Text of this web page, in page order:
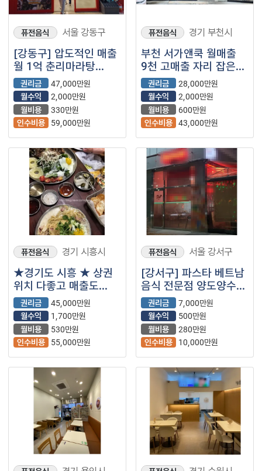
퓨전음식 서울 강동구
[강동구] 압도적인 매출
월 1억 춘리마라탕
매장입니다!
권리금
47,000만원
월수익
2,000만원
월비용
330만원
인수비용
59,000만원
퓨전음식 경기 부천시
부천 서가앤쿡 월매출
9천 고매출 자리 잡은
매장입니다
권리금
28,000만원
월수익
2,000만원
월비용
600만원
인수비용 43,000만원
퓨전음식 경기 시흥시
★경기도 시흥 ★ 상권
위치 다좋고 매출도
너무 좋은 서가앤쿡
내놓습니다 문의 많이
주세요
권리금
45,000만원
월수익
1,700만원
월비용
530만원
인수비용
55,000만원
퓨전음식 서울 강서구
[강서구] 파스타 베트남
음식 전문점 양도양수
합니다.
권리금
7,000만원
월수익
500만원
월비용
280만원
인수비용
10,000만원